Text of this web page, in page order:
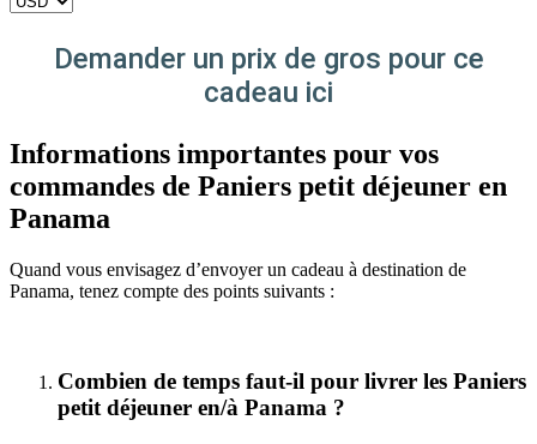
Demander un prix de gros pour ce
cadeau ici
Informations importantes pour vos
commandes de Paniers petit déjeuner en
Panama
Quand vous envisagez d’envoyer un cadeau à destination de
Panama, tenez compte des points suivants :
Combien de temps faut-il pour livrer les Paniers
petit déjeuner en/à Panama ?